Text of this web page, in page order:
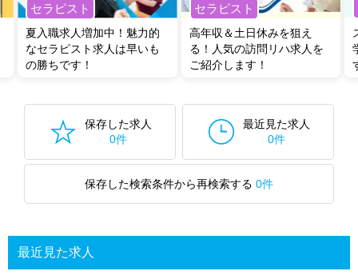
セラピスト
夏入職求人増加中！魅力的
なセラピスト求人は早いも
の勝ちです！
セラピスト
高年収＆土日休みを狙え
る！人気の訪問リハ求人を
ご紹介します！
保存した求人
0件
最近見た求人
0件
保存した検索条件から再検索する 0件
最近見た求人